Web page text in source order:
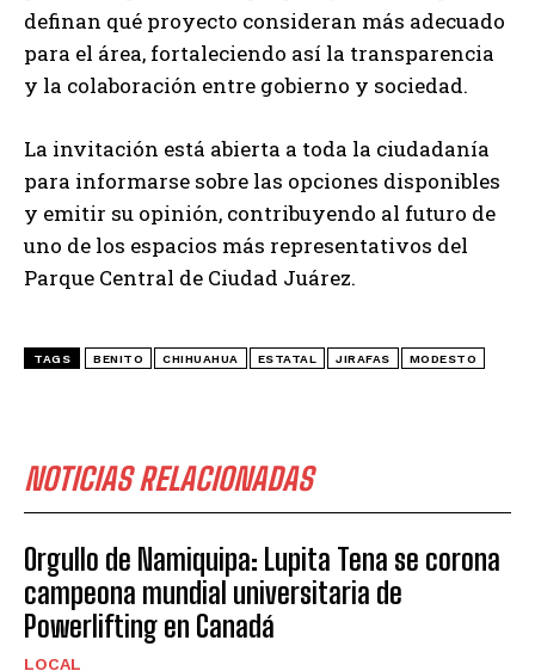
definan qué proyecto consideran más adecuado
para el área, fortaleciendo así la transparencia
y la colaboración entre gobierno y sociedad.
La invitación está abierta a toda la ciudadanía
para informarse sobre las opciones disponibles
y emitir su opinión, contribuyendo al futuro de
uno de los espacios más representativos del
Parque Central de Ciudad Juárez.
TAGS BENITO CHIHUAHUA ESTATAL JIRAFAS MODESTO
NOTICIAS RELACIONADAS
Orgullo de Namiquipa: Lupita Tena se corona
campeona mundial universitaria de
Powerlifting en Canadá
LOCAL